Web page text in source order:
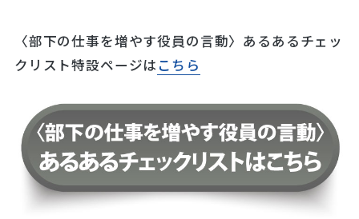
〈部下の仕事を増やす役員の言動〉あるあるチェッ
クリスト特設ページはこちら